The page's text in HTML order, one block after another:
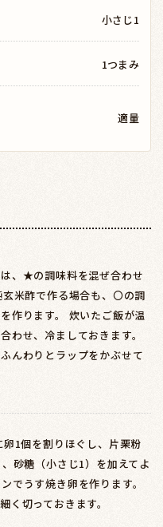
小さじ1
1つまみ
適量
、★の調味料を混ぜ合わせ
米酢で作る場合も、〇の調
作ります。 炊いたご飯が温
わせ、冷ましておきます。
んわりとラップをかぶせて
卵1個を割りほぐし、片栗粉
砂糖（小さじ1）を加えてよ
でうす焼き卵を作ります。
く切っておきます。